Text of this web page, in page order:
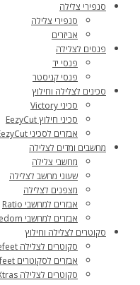
סנפירי צלילה
סנפירי צלילה
אביזרים
פנסים לצלילה
פנסי יד
פנסי קניסטר
סכינים לצלילה וחילוץ
סכיני Victory
סכיני חילוץ EezyCut
אבזרים לסכיני EezyCut
מחשבים ומדים לצלילה
מחשבי צלילה
שעוני מחשב לצלילה
מצפנים לצלילה
אבזרים למחשבי Ratio
אבזרים למחשבי Freedom
סקוטרים לצלילה וחילוץ
סקוטרים לצלילה Lefeet
אבזרים לסקוטרים Lefeet
סקוטרים לצלילה DiveXtras